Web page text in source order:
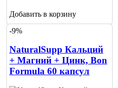
Добавить в корзину
-9%
NaturalSupp Кальций
+ Магний + Цинк, Bon
Formula 60 капсул